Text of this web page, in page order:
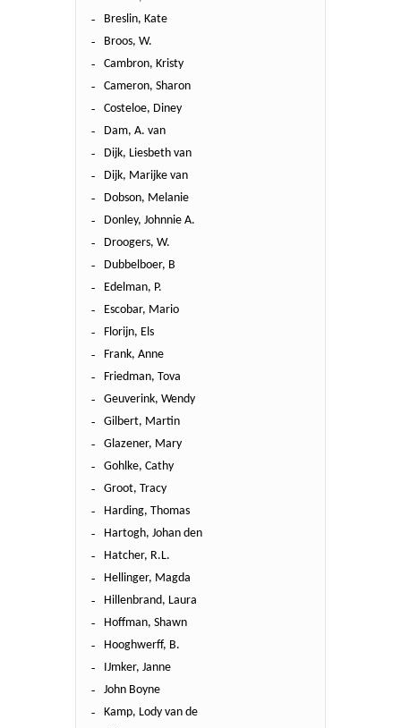
Breslin, Kate
Broos, W.
Cambron, Kristy
Cameron, Sharon
Costeloe, Diney
Dam, A. van
Dijk, Liesbeth van
Dijk, Marijke van
Dobson, Melanie
Donley, Johnnie A.
Droogers, W.
Dubbelboer, B
Edelman, P.
Escobar, Mario
Florijn, Els
Frank, Anne
Friedman, Tova
Geuverink, Wendy
Gilbert, Martin
Glazener, Mary
Gohlke, Cathy
Groot, Tracy
Harding, Thomas
Hartogh, Johan den
Hatcher, R.L.
Hellinger, Magda
Hillenbrand, Laura
Hoffman, Shawn
Hooghwerff, B.
IJmker, Janne
John Boyne
Kamp, Lody van de